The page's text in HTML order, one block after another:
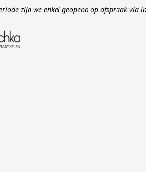
zijn we enkel geopend op afspraak via